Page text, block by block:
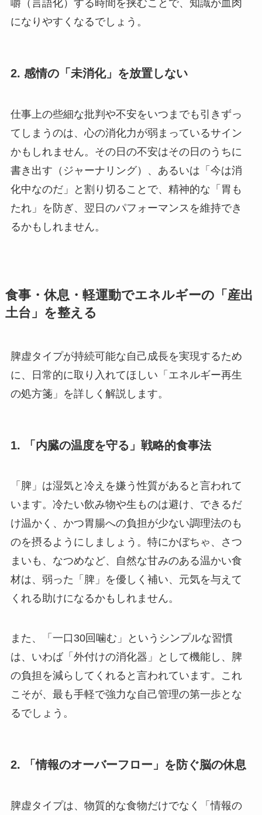
嚼（言語化）する時間を挟むことで、知識が血肉
になりやすくなるでしょう。
2. 感情の「未消化」を放置しない
仕事上の些細な批判や不安をいつまでも引きずっ
てしまうのは、心の消化力が弱まっているサイン
かもしれません。その日の不安はその日のうちに
書き出す（ジャーナリング）、あるいは「今は消
化中なのだ」と割り切ることで、精神的な「胃も
たれ」を防ぎ、翌日のパフォーマンスを維持でき
るかもしれません。
食事・休息・軽運動でエネルギーの「産出
土台」を整える
脾虚タイプが持続可能な自己成長を実現するため
に、日常的に取り入れてほしい「エネルギー再生
の処方箋」を詳しく解説します。
1. 「内臓の温度を守る」戦略的食事法
「脾」は湿気と冷えを嫌う性質があると言われて
います。冷たい飲み物や生ものは避け、できるだ
け温かく、かつ胃腸への負担が少ない調理法のも
のを摂るようにしましょう。特にかぼちゃ、さつ
まいも、なつめなど、自然な甘みのある温かい食
材は、弱った「脾」を優しく補い、元気を与えて
くれる助けになるかもしれません。
また、「一口30回噛む」というシンプルな習慣
は、いわば「外付けの消化器」として機能し、脾
の負担を減らしてくれると言われています。これ
こそが、最も手軽で強力な自己管理の第一歩とな
るでしょう。
2. 「情報のオーバーフロー」を防ぐ脳の休息
脾虚タイプは、物質的な食物だけでなく「情報の